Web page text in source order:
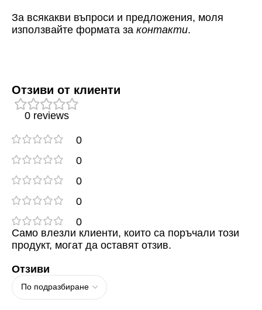
За всякакви въпроси и предложения, моля
използвайте формата за контакти.
Отзиви от клиенти
0 reviews
0
0
0
0
0
Отзиви
Само влезли клиенти, които са поръчали този
продукт, могат да оставят отзив.